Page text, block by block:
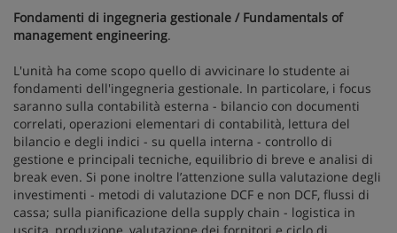
Fondamenti di ingegneria gestionale / Fundamentals of
management engineering.
L'unità ha come scopo quello di avvicinare lo studente ai
fondamenti dell'ingegneria gestionale. In particolare, i focus
saranno sulla contabilità esterna - bilancio con documenti
correlati, operazioni elementari di contabilità, lettura del
bilancio e degli indici - su quella interna - controllo di
gestione e principali tecniche, equilibrio di breve e analisi di
break even. Si pone inoltre l’attenzione sulla valutazione degli
investimenti - metodi di valutazione DCF e non DCF, flussi di
cassa; sulla pianificazione della supply chain - logistica in